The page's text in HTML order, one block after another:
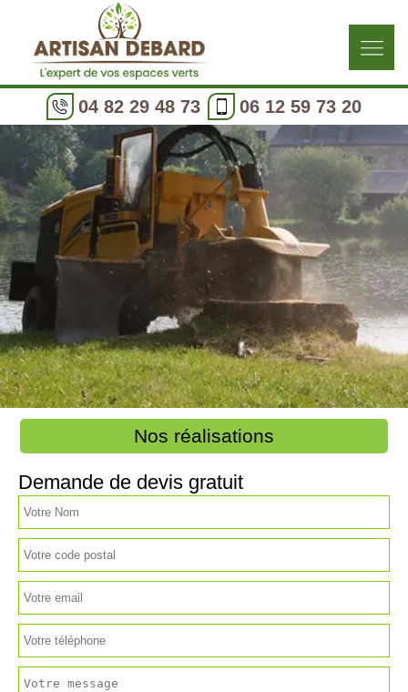
04 82 29 48 73 06 12 59 73 20
Nos réalisations
Demande de devis gratuit